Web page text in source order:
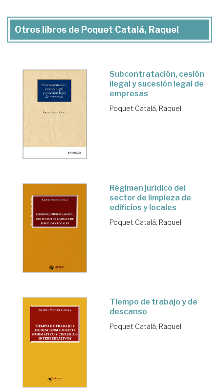
Otros libros de Poquet Catalá, Raquel
Subcontratación, cesión
ilegal y sucesión legal de
empresas
Poquet Catalá, Raquel
Régimen jurídico del
sector de limpieza de
edificios y locales
Poquet Catalá, Raquel
Tiempo de trabajo y de
descanso
Poquet Catalá, Raquel